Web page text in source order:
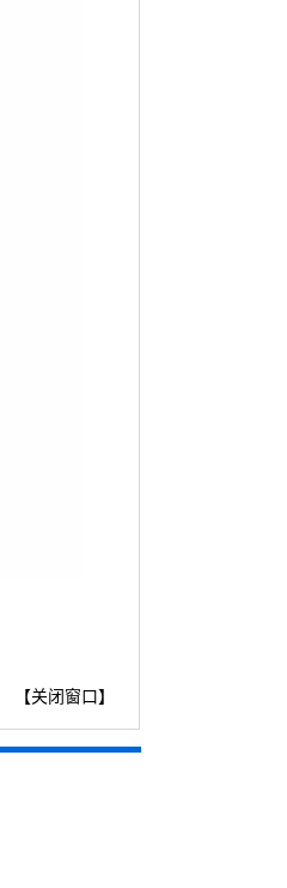
【关闭窗口 】